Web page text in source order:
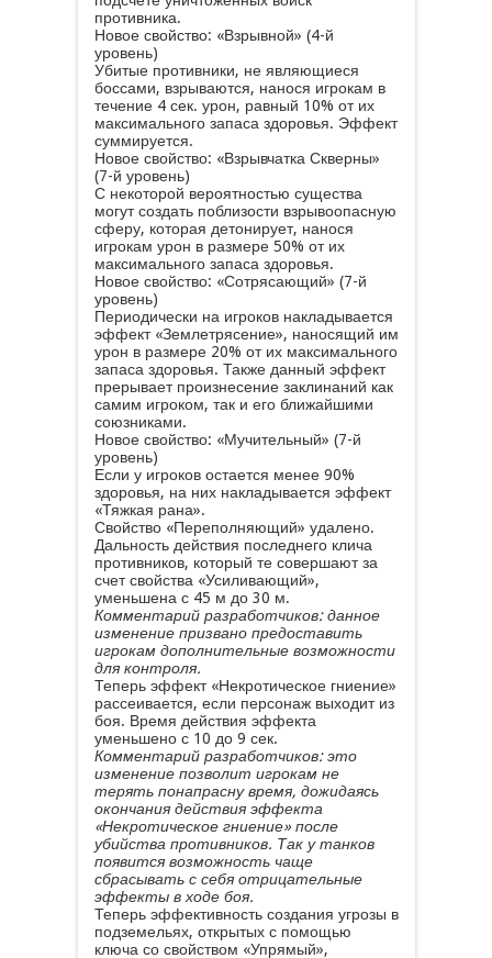
противника.
Новое свойство: «Взрывной» (4-й
уровень)
Убитые противники, не являющиеся
боссами, взрываются, нанося игрокам в
течение 4 сек. урон, равный 10% от их
максимального запаса здоровья. Эффект
суммируется.
Новое свойство: «Взрывчатка Скверны»
(7-й уровень)
С некоторой вероятностью существа
могут создать поблизости взрывоопасную
сферу, которая детонирует, нанося
игрокам урон в размере 50% от их
максимального запаса здоровья.
Новое свойство: «Сотрясающий» (7-й
уровень)
Периодически на игроков накладывается
эффект «Землетрясение», наносящий им
урон в размере 20% от их максимального
запаса здоровья. Также данный эффект
прерывает произнесение заклинаний как
самим игроком, так и его ближайшими
союзниками.
Новое свойство: «Мучительный» (7-й
уровень)
Если у игроков остается менее 90%
здоровья, на них накладывается эффект
«Тяжкая рана».
Свойство «Переполняющий» удалено.
Дальность действия последнего клича
противников, который те совершают за
счет свойства «Усиливающий»,
уменьшена с 45 м до 30 м.
Комментарий разработчиков: данное
изменение призвано предоставить
игрокам дополнительные возможности
для контроля.
Теперь эффект «Некротическое гниение»
рассеивается, если персонаж выходит из
боя. Время действия эффекта
уменьшено с 10 до 9 сек.
Комментарий разработчиков: это
изменение позволит игрокам не
терять понапрасну время, дожидаясь
окончания действия эффекта
«Некротическое гниение» после
убийства противников. Так у танков
появится возможность чаще
сбрасывать с себя отрицательные
эффекты в ходе боя.
Теперь эффективность создания угрозы в
подземельях, открытых с помощью
ключа со свойством «Упрямый»,